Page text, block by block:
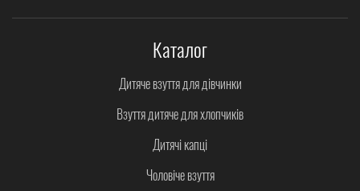
Каталог
Дитяче взуття для дівчинки
Взуття дитяче для хлопчиків
Дитячі капці
Чоловіче взуття